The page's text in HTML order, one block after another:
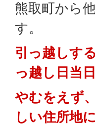
熊取町から
す。
引っ越しす
っ越し日当
やむをえず
しい住所地